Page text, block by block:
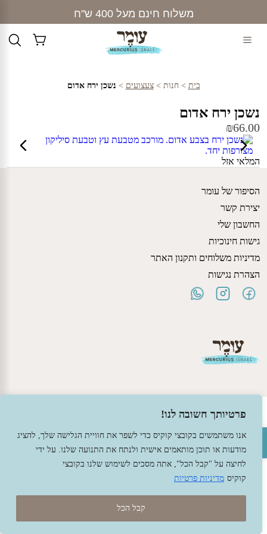
פתח סרגל נגישות
פרטיותך חשובה לנו!
אנו משתמשים בקובצי קוקיס כדי לשפר את חוויית הגלישה שלך, להציג
מודעות או תוכן מותאמים אישית ולנתח את התנועה שלנו. על ידי
לחיצה על "קבל הכל", אתה מסכים לשימוש שלנו בקובצי
קוקיס מדיניות פרטיות
קבל הכל
content
משלוח חינם מעל 400 ש"ח
בית >חנות >צעצועים > נשכן ירח אדום
נשכן ירח אדום
₪66.00
המלאי אזל
הסיפור של עומר
יצירת קשר
החשבון שלי
גישות חינוכיות
מדיניות משלוחים ותקנון האתר
הצהרת נגישות